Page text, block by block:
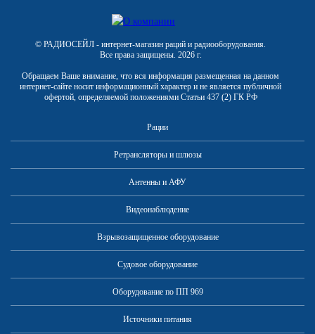
© РАДИОСЕЙЛ - интернет-магазин раций и радиооборудования.
Все права защищены. 2026 г.
Обращаем Ваше внимание, что вся информация размещенная на данном
интернет-сайте носит информационный характер и не является публичной
офертой, определяемой положениями Статьи 437 (2) ГК РФ
Рации
Ретрансляторы и шлюзы
Антенны и АФУ
Видеонаблюдение
Взрывозащищенное оборудование
Судовое оборудование
Оборудование по ПП 969
Источники питания